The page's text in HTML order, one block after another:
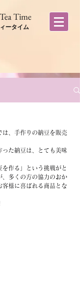
Time
ータイム
は、手作りの納豆を販売
た納豆は、とても美味
作る」という挑戦がと
、多くの方の協力のおか
様に喜ばれる商品とな